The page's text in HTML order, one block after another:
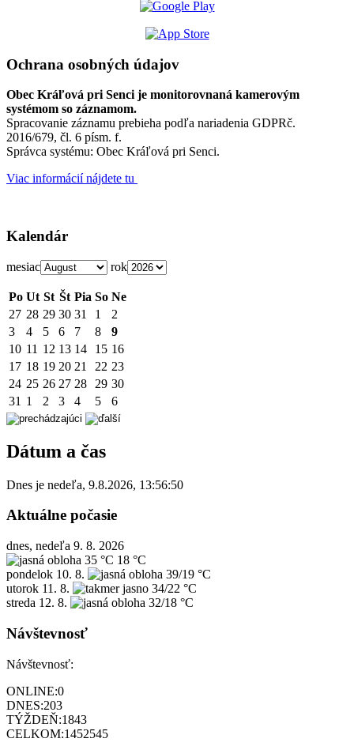
Ochrana osobných údajov
Obec Kráľová pri Senci je monitorovnaná kamerovým
systémom so záznamom.
Spracovanie záznamu prebieha podľa nariadenia GDPRč.
2016/679, čl. 6 písm. f.
Správca systému: Obec Kráľová pri Senci.
Viac informácií nájdete tu
Kalendár
mesiac rok
Po Ut St Št Pia So Ne
27 28 29 30 31 1
2
3
4 5 6 7 8
9
10 11 12 13 14 15 16
17 18 19 20 21 22 23
24 25 26 27 28 29 30
31 1 2 3 4 5 6
Dátum a čas
Dnes je nedeľa, 9.8.2026, 13:56:50
Aktuálne počasie
dnes, nedeľa 9. 8. 2026
35 °C 18 °C
pondelok 10. 8.
39/19 °C
utorok 11. 8.
34/22 °C
streda 12. 8. 32/18 °C
Návštevnosť
Návštevnosť:
ONLINE:0
DNES:203
TÝŽDEŇ:1843
CELKOM:1452545